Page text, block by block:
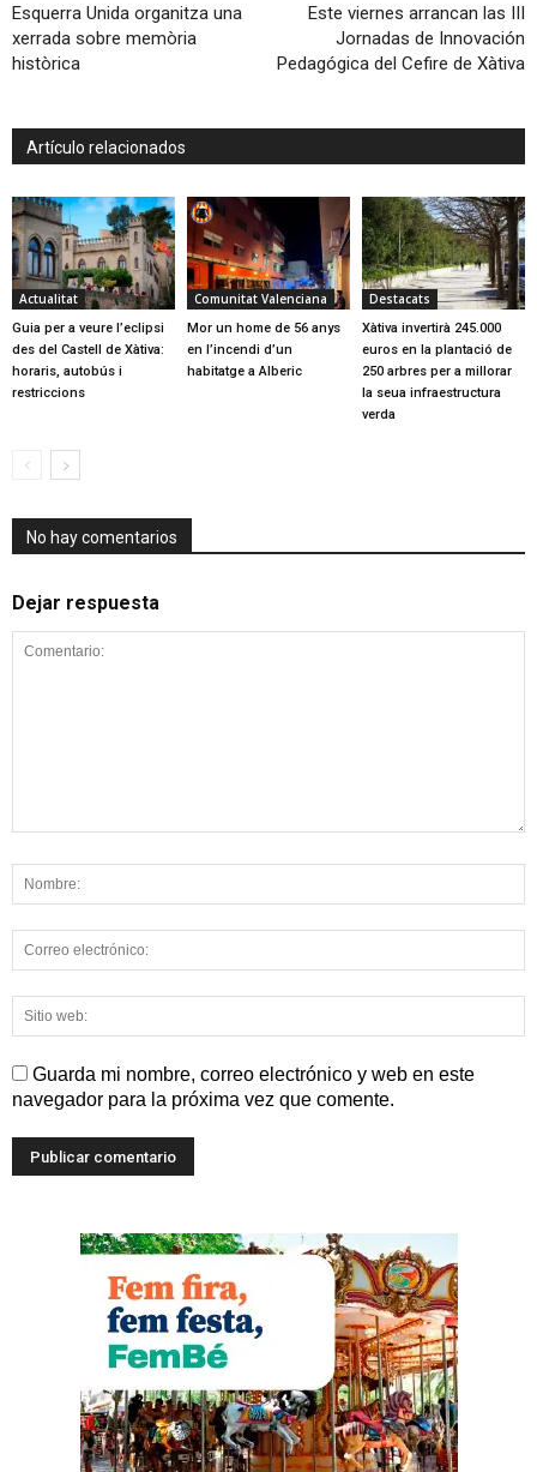
Esquerra Unida organitza una
xerrada sobre memòria
històrica
Este viernes arrancan las III
Jornadas de Innovación
Pedagógica del Cefire de Xàtiva
Artículo relacionados
Actualitat
Guia per a veure l’eclipsi
des del Castell de Xàtiva:
horaris, autobús i
restriccions
Comunitat Valenciana
Mor un home de 56 anys
en l’incendi d’un
habitatge a Alberic
Destacats
Xàtiva invertirà 245.000
euros en la plantació de
250 arbres per a millorar
la seua infraestructura
verda
No hay comentarios
Dejar respuesta
Guarda mi nombre, correo electrónico y web en este
navegador para la próxima vez que comente.